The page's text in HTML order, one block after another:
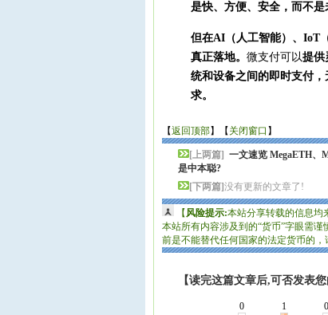
是快、方便、安全，而不是
但在AI （人工智能） 、 IoT
真正落地。 微支付可以提供
统和设备之间的即时支付
求。
【返回顶部】【 关闭窗口 】
[上两篇] 一文速览 MegaETH、
是中本聪?
[下两篇]没有更新的文章了!
【 风险提示:本站分享转载的信息均
本站所有内容涉及到的“货币”字眼需
前是不能替代任何国家的法定货币的
【读完这篇文章后,可否发表您
0 1 0